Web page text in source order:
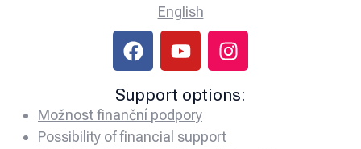
English
Support options:
Možnost finanční podpory
Possibility of financial support